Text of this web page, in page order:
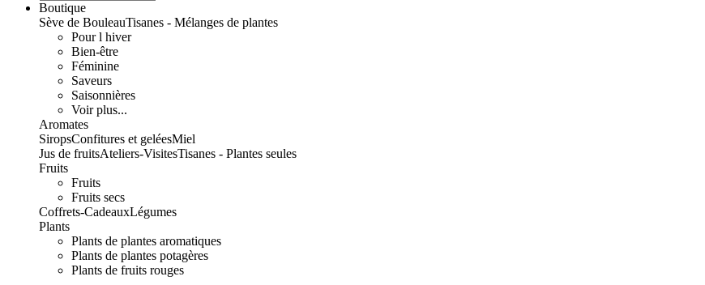
Boutique
Sève de BouleauTisanes - Mélanges de plantes
Pour l hiver
Bien-être
Féminine
Saveurs
Saisonnières
Voir plus...
Aromates
SiropsConfitures et geléesMiel
Jus de fruitsAteliers-VisitesTisanes - Plantes seules
Fruits
Fruits
Fruits secs
Coffrets-CadeauxLégumes
Plants
Plants de plantes aromatiques
Plants de plantes potagères
Plants de fruits rouges